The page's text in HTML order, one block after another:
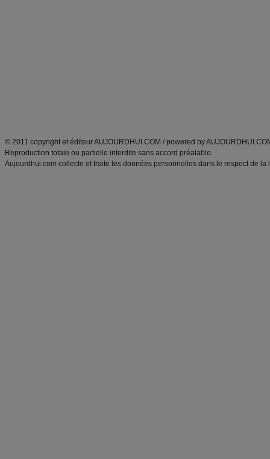
© 2011 copyright et éditeur AUJOURDHUI.COM / powered by
Reproduction totale ou partielle interdite sans accord préalable.
Aujourdhui.com collecte et traite les données personnelles dans le respect de